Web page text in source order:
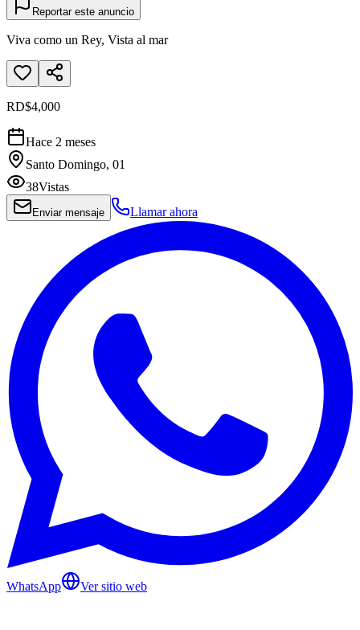
Reportar este anuncio
Viva como un Rey, Vista al mar
RD$4,000
Hace 2 meses
Santo Domingo, 01
38Vistas
Enviar mensaje Llamar ahora
WhatsApp Ver sitio web